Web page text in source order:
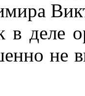
в деле
не